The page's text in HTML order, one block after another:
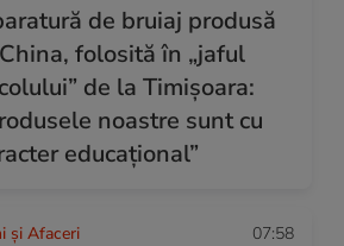
de bruiaj produsă
folosită în „jaful
de la Timișoara:
noastre sunt cu
educațional”
și Afaceri 07:58